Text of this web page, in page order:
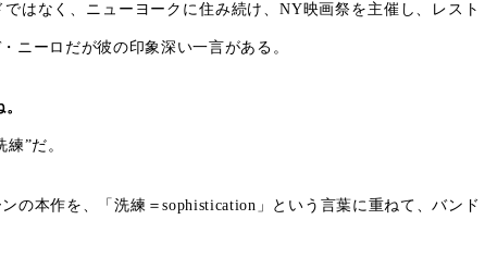
はなく、ニューヨークに住み続け、NY映画祭を主催し、レスト
ニーロだが彼の印象深い一言がある。
”だ。
の本作を、「洗練＝sophistication」という言葉に重ねて、バンド